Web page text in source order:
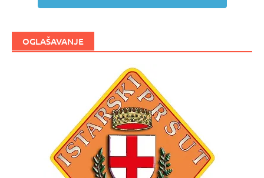
OGLAŠAVANJE